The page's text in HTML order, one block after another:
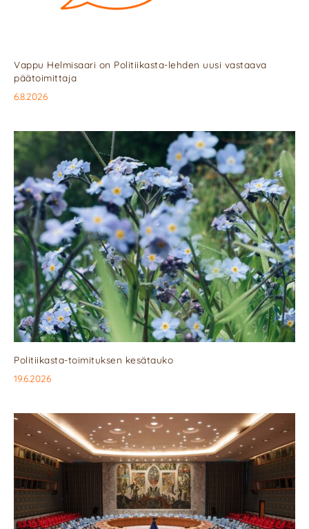
Vappu Helmisaari on Politiikasta-lehden uusi vastaava
päätoimittaja
6.8.2026
Politiikasta-toimituksen kesätauko
19.6.2026